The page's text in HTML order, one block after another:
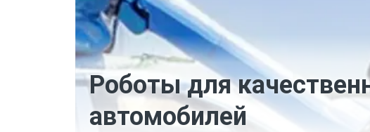
Роботы для
автомобилей